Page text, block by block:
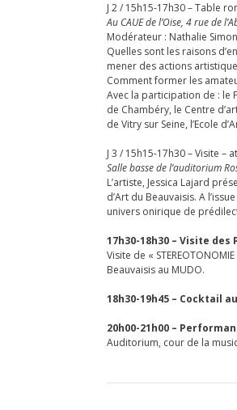
J 2 / 15h15-17h30 – Table
Au CAUE de l’Oise, 4 rue de
Modérateur : Nathalie
Quelles sont les raisons
mener des actions
Comment former les
Avec la participation de : le
de Chambéry, le Centre
de Vitry sur Seine, l’Ecole
J 3 / 15h15-17h30 – Visite
Salle basse de l’auditorium
L’artiste, Jessica Lajard
d’Art du Beauvaisis. A
univers onirique de
17h30-18h30 – Visite
Visite de «
Beauvaisis au MUDO.
18h30-19h45 – Cocktail
20h00-21h00 –
Auditorium, cour de la